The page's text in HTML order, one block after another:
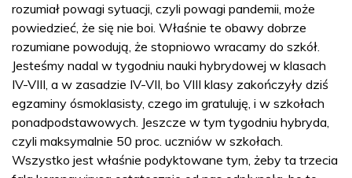
rozumiał powagi sytuacji, czyli powagi pandemii, może
powiedzieć, że się nie boi. Właśnie te obawy dobrze
rozumiane powodują, że stopniowo wracamy do szkół.
Jesteśmy nadal w tygodniu nauki hybrydowej w klasach
IV-VIII, a w zasadzie IV-VII, bo VIII klasy zakończyły dziś
egzaminy ósmoklasisty, czego im gratuluję, i w szkołach
ponadpodstawowych. Jeszcze w tym tygodniu hybryda,
czyli maksymalnie 50 proc. uczniów w szkołach.
Wszystko jest właśnie podyktowane tym, żeby ta trzecia